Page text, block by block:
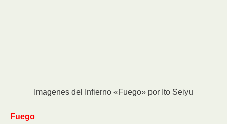
Imagenes del Infierno «Fuego» por Ito Seiyu
Fuego